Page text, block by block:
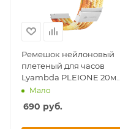
Ремешок нейлоновый
плетеный для часов
Lyambda PLEIONE 20мм,
желтый/белый
Мало
690 руб.